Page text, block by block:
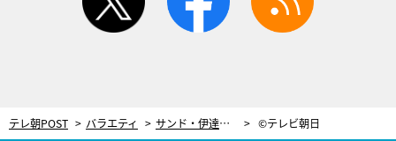
テレ朝POST バラエティ サンド・伊達、その瞬間を何度も目撃！相方・富澤、学生時代の“意外すぎる趣味” ©テレビ朝日